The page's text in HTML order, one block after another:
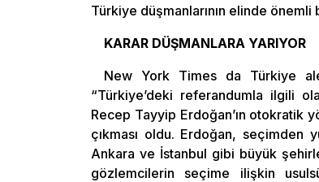
Türkiye düşmanlarının elinde
KARAR DÜŞMANLARA YARIYOR
New York Times da Türkiye
“Türkiye’deki referandumla ilgili
Recep Tayyip Erdoğan’ın otokratik
çıkması oldu. Erdoğan, seçimden
Ankara ve İstanbul gibi büyük
gözlemcilerin seçime ilişkin